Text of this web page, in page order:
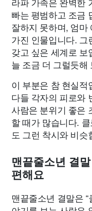
빠는 평범하고 조금
잘하지 못하며, 엄
가진 인물입니다. 그
갖고 싶은 세계로 보
늘 조금 더 그럴듯해
이 부분은 참 현실적
다들 각자의 피로와
사람은 분위기 좋은
할 때가 많습니다.
도 그런 착시와 비슷
맨끝줄소년 결
편해요
맨끝줄소년 결말은 “